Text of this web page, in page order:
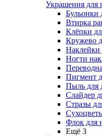
Украшения для
Бульонки
Втирка
Клёпки
Кружево
Наклейки
Ногти
Пигмент
Пыль для
Слайдер
Стразы
Флок для
Ещё 3